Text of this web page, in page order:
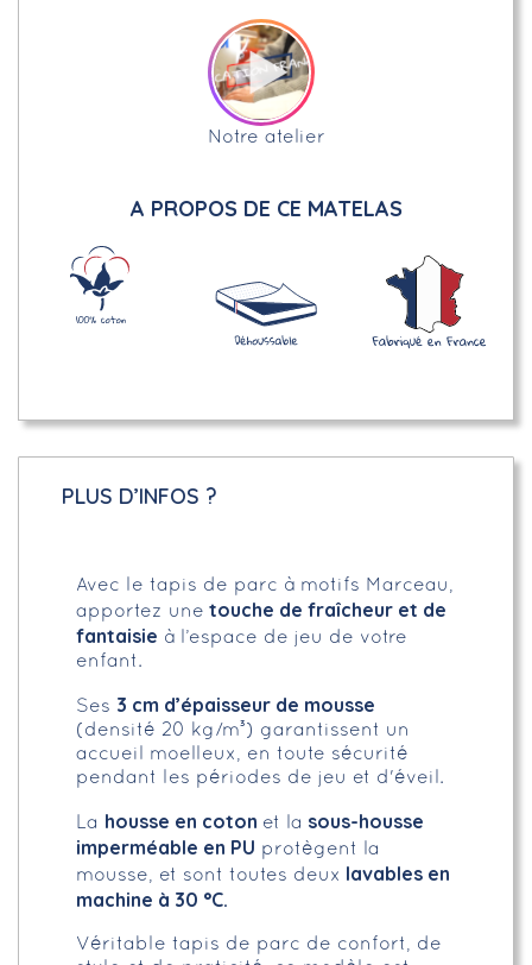
Notre atelier
A PROPOS DE CE MATELAS
PLUS D’INFOS ?
Avec le tapis de parc à motifs Marceau,
apportez une touche de fraîcheur et de
fantaisie à l’espace de jeu de votre
enfant.
Ses 3 cm d’épaisseur de mousse
(densité 20 kg/m³) garantissent un
accueil moelleux, en toute sécurité
pendant les périodes de jeu et d'éveil.
La housse en coton et la sous-housse
imperméable en PU protègent la
mousse, et sont toutes deux lavables en
machine à 30 °C.
Véritable tapis de parc de confort, de